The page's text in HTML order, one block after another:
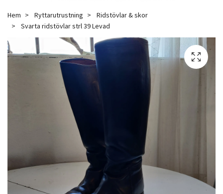
Hem Ryttarutrustning
Ridstövlar & skor
Svarta ridstövlar strl 39 Levad